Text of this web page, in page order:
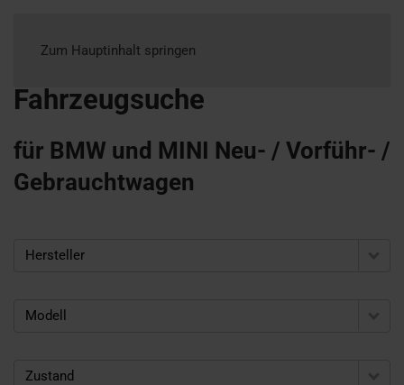
Zum Hauptinhalt springen
Fahrzeugsuche
für BMW und MINI Neu- / Vorführ- /
Gebrauchtwagen
Hersteller
Modell
Zustand